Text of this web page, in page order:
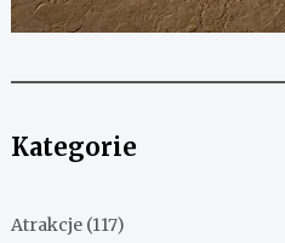
Kategorie
Atrakcje (117)